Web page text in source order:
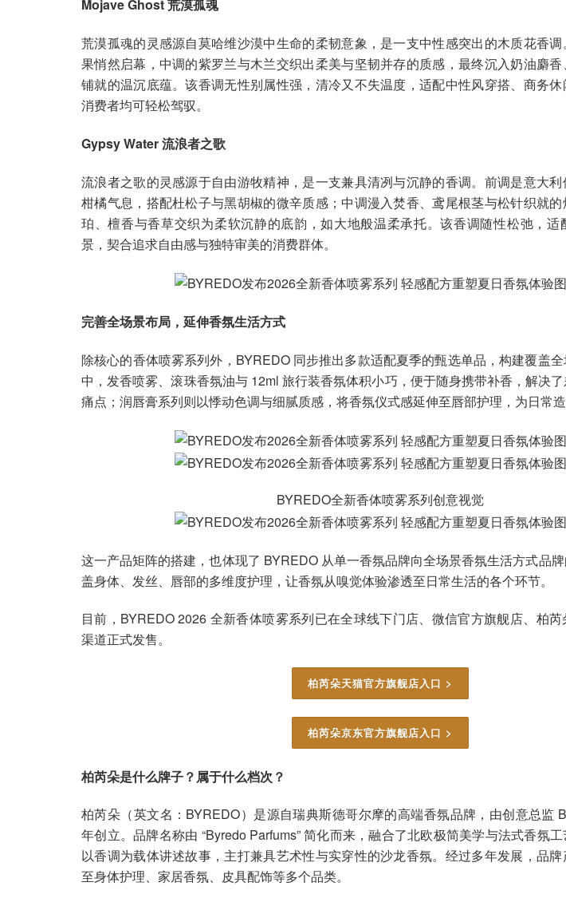
Mojave Ghost 荒漠孤魂
荒漠孤魂的灵感源自莫哈维沙漠中生命的柔韧意象，是一支中性感突出的木质花香
果悄然启幕，中调的紫罗兰与木兰交织出柔美与坚韧并存的质感，最终沉入奶油麝
铺就的温沉底蕴。该香调无性别属性强，清冷又不失温度，适配中性风穿搭、商务
消费者均可轻松驾驭。
Gypsy Water 流浪者之歌
流浪者之歌的灵感源于自由游牧精神，是一支兼具清冽与沉静的香调。前调是意大
柑橘气息，搭配杜松子与黑胡椒的微辛质感；中调漫入焚香、鸢尾根茎与松针织就
珀、檀香与香草交织为柔软沉静的底韵，如大地般温柔承托。该香调随性松弛，适
景，契合追求自由感与独特审美的消费群体。
完善全场景布局，延伸香氛生活方式
除核心的香体喷雾系列外，BYREDO 同步推出多款适配夏季的甄选单品，构建覆盖
中，发香喷雾、滚珠香氛油与 12ml 旅行装香氛体积小巧，便于随身携带补香，解决
痛点；润唇膏系列则以悸动色调与细腻质感，将香氛仪式感延伸至唇部护理，为日常造
BYREDO全新香体喷雾系列创意视觉
这一产品矩阵的搭建，也体现了 BYREDO 从单一香氛品牌向全场景香氛生活方式品
盖身体、发丝、唇部的多维度护理，让香氛从嗅觉体验渗透至日常生活的各个环节。
目前，BYREDO 2026 全新香体喷雾系列已在全球线下门店、微信官方旗舰店、柏
渠道正式发售。
柏芮朵天猫官方旗舰店入口 >
柏芮朵京东官方旗舰店入口 >
柏芮朵是什么牌子？属于什么档次？
柏芮朵（英文名：BYREDO）是源自瑞典斯德哥尔摩的高端香氛品牌，由创意总监
年创立。品牌名称由 “Byredo Parfums” 简化而来，融合了北欧极简美学与法式香氛
以香调为载体讲述故事，主打兼具艺术性与实穿性的沙龙香氛。经过多年发展，品
至身体护理、家居香氛、皮具配饰等多个品类。